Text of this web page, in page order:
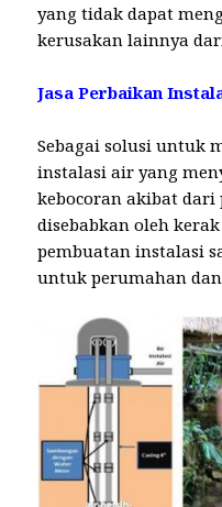
yang tidak dapat
kerusakan lainnya
Jasa Perbaikan
Sebagai solusi untuk
instalasi air yang
kebocoran akibat dari
disebabkan oleh
pembuatan instalasi
untuk perumahan